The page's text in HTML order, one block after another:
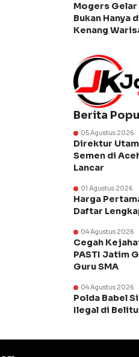
Mogers
Bukan Hanya
Kenang
Berita
05 Agustus 2026
Direktur
Semen di
Lancar
01 Agustus 2026
Harga
Daftar
04 Agustus 2026
Cegah
PASTI Jatim
Guru SMA
04 Agustus 2026
Polda Babel
Ilegal di